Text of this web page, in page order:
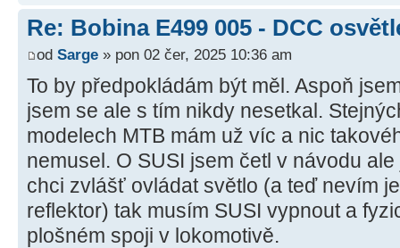
Re: Bobina E499 005 - DCC
od Sarge » pon 02 čer, 2025 10:36 am
To by předpokládám být měl. Aspoň
jsem se ale s tím nikdy nesetkal.
modelech MTB mám už víc a nic
nemusel. O SUSI jsem četl v návodu
chci zvlášť ovládat světlo (a teď nevím
reflektor) tak musím SUSI vypnout a
plošném spoji v lokomotivě.